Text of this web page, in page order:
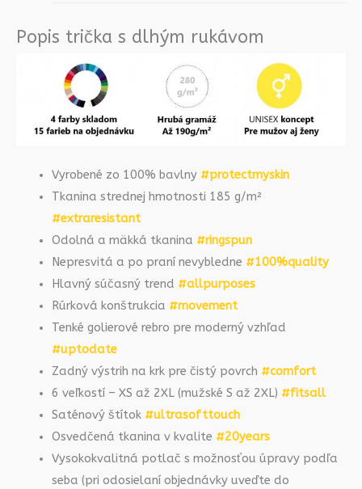
Popis trička s dlhým rukávom
Vyrobené zo 100% bavlny #protectmyskin
Tkanina strednej hmotnosti 185 g/m²
#extraresistant
Odolná a mäkká tkanina #ringspun
Nepresvitá a po praní nevybledne #100%quality
Hlavný súčasný trend #allpurposes
Rúrková konštrukcia #movement
Tenké golierové rebro pre moderný vzhľad
#uptodate
Zadný výstrih na krk pre čistý povrch #comfort
6 veľkostí – XS až 2XL (mužské S až 2XL) #fitsall
Saténový štítok #ultrasofttouch
Osvedčená tkanina v kvalite #20years
Vysokokvalitná potlač s možnosťou úpravy podľa
seba (pri odosielaní objednávky uveďte do